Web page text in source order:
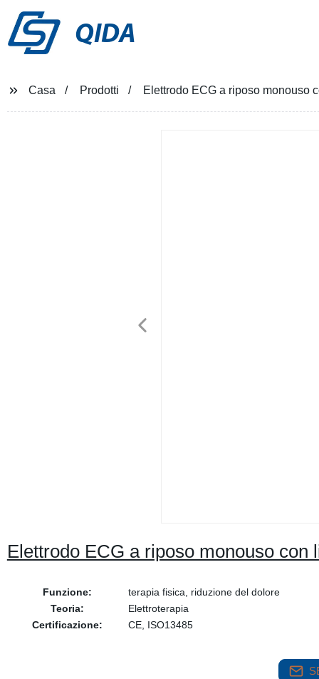
QIDA
Casa Prodotti Elettrodo ECG a riposo monouso
Elettrodo ECG a riposo monouso con
Funzione:
terapia fisica, riduzione del dolore
Teoria:
Elettroterapia
Certificazione:
CE, ISO13485